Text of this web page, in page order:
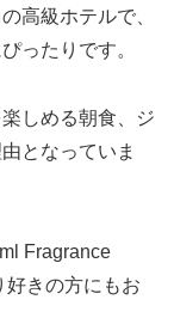
高級ホテルで、
ったりです。
しめる朝食、ジ
となっていま
Fragrance
きの方にもお